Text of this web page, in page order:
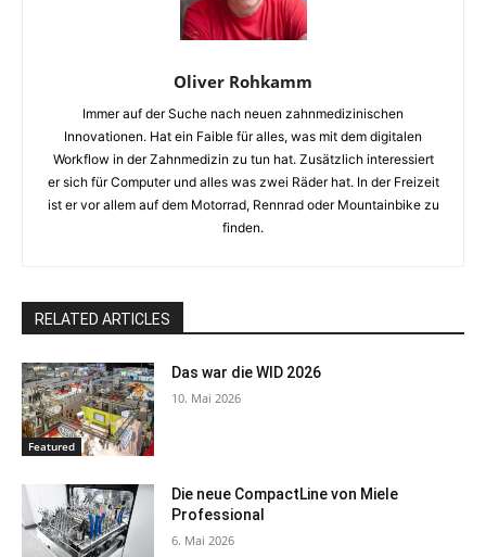
Oliver Rohkamm
Immer auf der Suche nach neuen zahnmedizinischen
Innovationen. Hat ein Faible für alles, was mit dem digitalen
Workflow in der Zahnmedizin zu tun hat. Zusätzlich interessiert
er sich für Computer und alles was zwei Räder hat. In der Freizeit
ist er vor allem auf dem Motorrad, Rennrad oder Mountainbike zu
finden.
RELATED ARTICLES
Featured
Das war die WID 2026
10. Mai 2026
Die neue CompactLine von Miele
Professional
6. Mai 2026